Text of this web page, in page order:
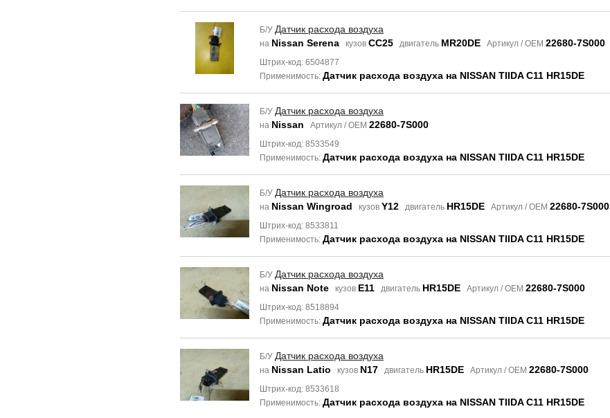
Б/У Датчик расхода воздуха
на Nissan Serena кузов CC25 двигатель MR20DE Артикул / OEM 22680-7S000
Штрих-код: 6504877
Применимость: Датчик расхода воздуха на NISSAN TIIDA C11 HR15DE
Б/У Датчик расхода воздуха
на Nissan Артикул / OEM 22680-7S000
Штрих-код: 8533549
Применимость: Датчик расхода воздуха на NISSAN TIIDA C11 HR15DE
Б/У Датчик расхода воздуха
на Nissan Wingroad кузов Y12 двигатель HR15DE Артикул / OEM 22680-7S000
Штрих-код: 8533811
Применимость: Датчик расхода воздуха на NISSAN TIIDA C11 HR15DE
Б/У Датчик расхода воздуха
на Nissan Note кузов E11 двигатель HR15DE Артикул / OEM 22680-7S000
Штрих-код: 8518894
Применимость: Датчик расхода воздуха на NISSAN TIIDA C11 HR15DE
Б/У Датчик расхода воздуха
на Nissan Latio кузов N17 двигатель HR15DE Артикул / OEM 22680-7S000
Штрих-код: 8533618
Применимость: Датчик расхода воздуха на NISSAN TIIDA C11 HR15DE